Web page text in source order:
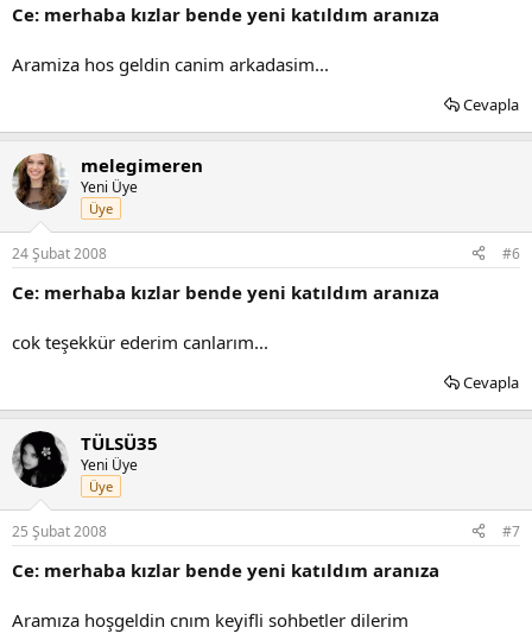
Ce: merhaba kızlar bende yeni katıldım aranıza
Aramiza hos geldin canim arkadasim...
Cevapla
melegimeren
Yeni Üye
Üye
24 Şubat 2008 #6
Ce: merhaba kızlar bende yeni katıldım aranıza
cok teşekkür ederim canlarım...
Cevapla
TÜLSÜ35
Yeni Üye
Üye
25 Şubat 2008 #7
Ce: merhaba kızlar bende yeni katıldım aranıza
Aramıza hoşgeldin cnım keyifli sohbetler dilerim